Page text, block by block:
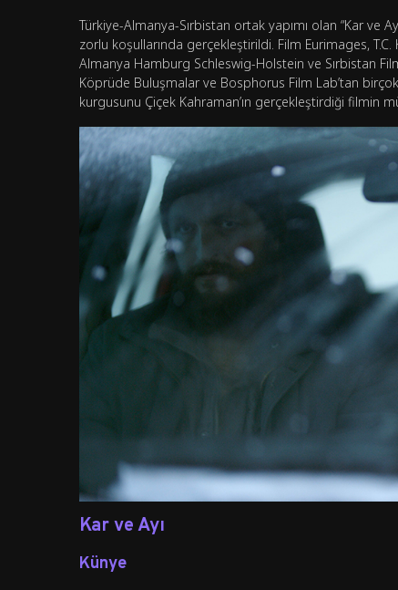
Türkiye-Almanya-Sırbistan ortak yapımı olan “Kar ve
zorlu koşullarında gerçekleştirildi. Film Eurimages,
Almanya Hamburg Schleswig-Holstein ve Sırbistan
Köprüde Buluşmalar ve Bosphorus Film Lab’tan
kurgusunu Çiçek Kahraman’ın gerçekleştirdiği filmin
Kar ve Ayı
Künye